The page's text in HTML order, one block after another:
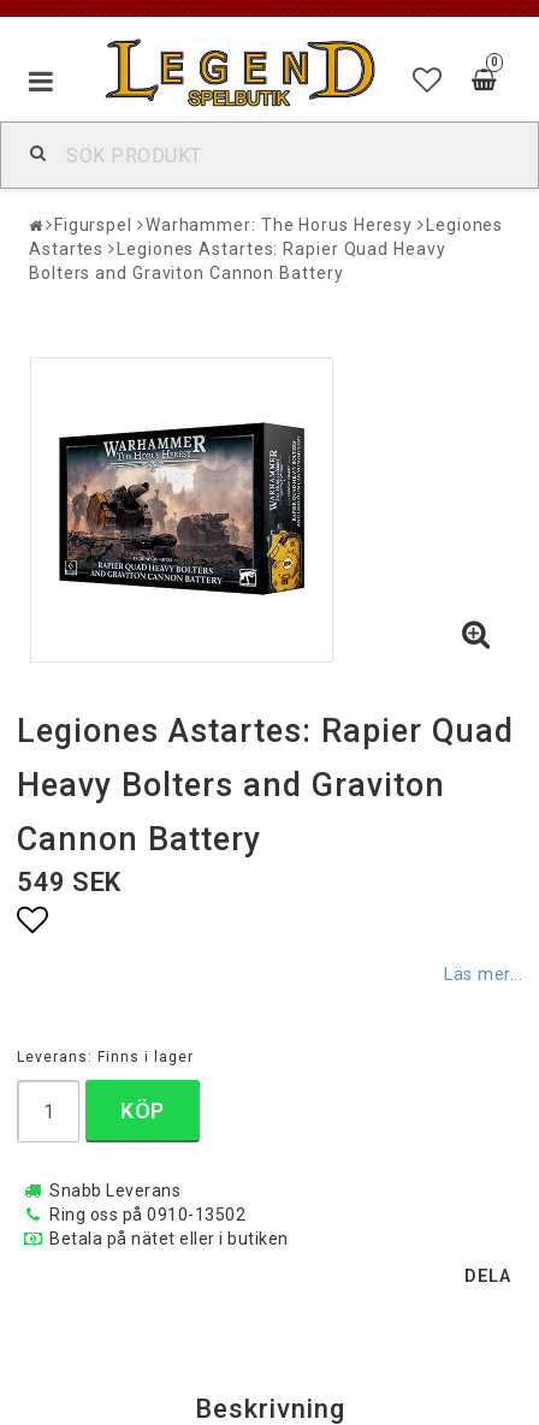
0
Figurspel Warhammer: The Horus Heresy
Legiones
Astartes
Legiones Astartes: Rapier Quad Heavy
Bolters and Graviton Cannon Battery
Legiones Astartes: Rapier Quad
Heavy Bolters and Graviton
Cannon Battery
549 SEK
Läs mer...
Leverans: Finns i lager
KÖP
Snabb Leverans
Ring oss på 0910-13502
Betala på nätet eller i butiken
DELA
Beskrivning